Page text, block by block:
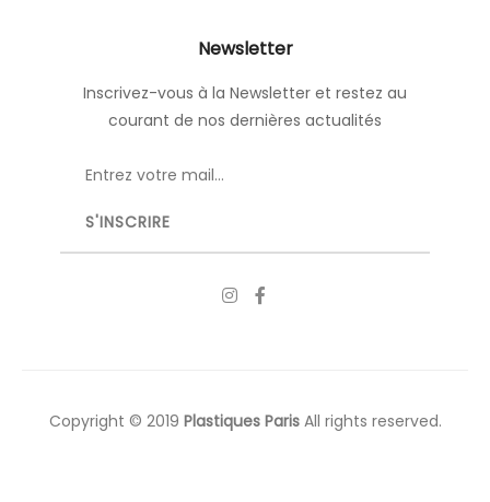
Newsletter
Inscrivez-vous à la Newsletter et restez au
courant de nos dernières actualités
Copyright © 2019 Plastiques ParisAll rights reserved.